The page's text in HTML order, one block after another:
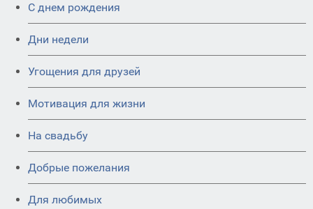
C днем рождения
Дни недели
Угощения для друзей
Мотивация для жизни
На свадьбу
Добрые пожелания
Для любимых